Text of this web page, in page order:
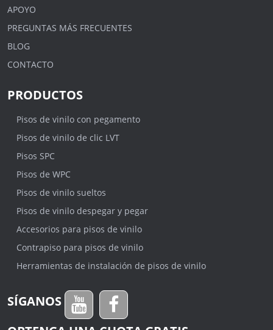
APOYO
PREGUNTAS MÁS FRECUENTES
BLOG
CONTACTO
PRODUCTOS
Pisos de vinilo con pegamento
Pisos de vinilo de clic LVT
Pisos SPC
Pisos de WPC
Pisos de vinilo sueltos
Pisos de vinilo despegar y pegar
Accesorios para pisos de vinilo
Contrapiso para pisos de vinilo
Herramientas de instalación de pisos de vinilo
SÍGANOS